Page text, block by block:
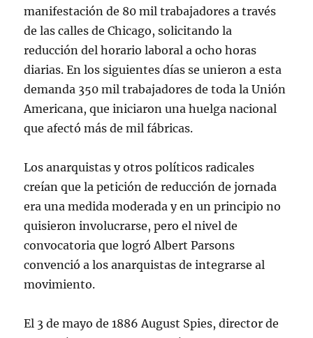
manifestación de 80 mil trabajadores a través
de las calles de Chicago, solicitando la
reducción del horario laboral a ocho horas
diarias. En los siguientes días se unieron a esta
demanda 350 mil trabajadores de toda la Unión
Americana, que iniciaron una huelga nacional
que afectó más de mil fábricas.
Los anarquistas y otros políticos radicales
creían que la petición de reducción de jornada
era una medida moderada y en un principio no
quisieron involucrarse, pero el nivel de
convocatoria que logró Albert Parsons
convenció a los anarquistas de integrarse al
movimiento.
El 3 de mayo de 1886 August Spies, director de